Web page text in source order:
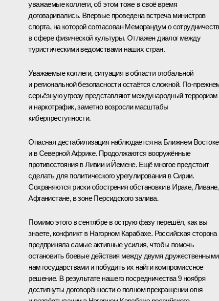
уважаемые коллеги, об этом тоже в своё время
договаривались. Впервые проведена встреча министров
спорта, на которой согласован Меморандум о
в сфере физической культуры. Отлажен диалог между
туристическими ведомствами наших стран.
Уважаемые коллеги, ситуация в области глобальной
и региональной безопасности остаётся сложной. По-
серьёзную угрозу представляют международный терроризм
и наркотрафик, заметно возросли масштабы
киберпреступности.
Опасная дестабилизация наблюдается на Ближнем Востоке
и в Северной Африке. Продолжаются вооружённые
противостояния в Ливии и Йемене. Ещё многое предстоит
сделать для политического урегулирования в Сирии.
Сохраняются риски обострения обстановки в Ираке, Ливане,
Афганистане, в зоне Персидского залива.
Помимо этого в сентябре в острую фазу перешёл, как вы
знаете, конфликт в Нагорном Карабахе. Российская сторона
предприняла самые активные усилия, чтобы помочь
остановить боевые действия между двумя дружественными
нам государствами и побудить их найти компромиссное
решение. В результате нашего посредничества 9 ноября
достигнуты договорённости о полном прекращении огня